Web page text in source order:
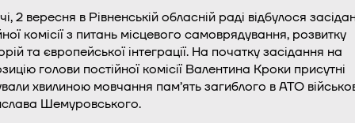
2 вересня в Рівненській обласній раді відбулося
комісії з питань місцевого самоврядування, розвитку
та європейської інтеграції. На початку засідання на
голови постійної комісії Валентина Кроки присутні
хвилиною мовчання пам’ять загиблого в АТО
Шемуровського.